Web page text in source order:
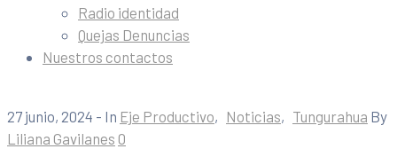
Radio identidad
Quejas Denuncias
Nuestros contactos
27 junio, 2024 - In Eje Productivo‚ Noticias‚ Tungurahua By
Liliana Gavilanes 0